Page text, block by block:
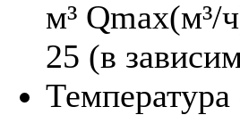
м³ Qmax(м³/
25 (в